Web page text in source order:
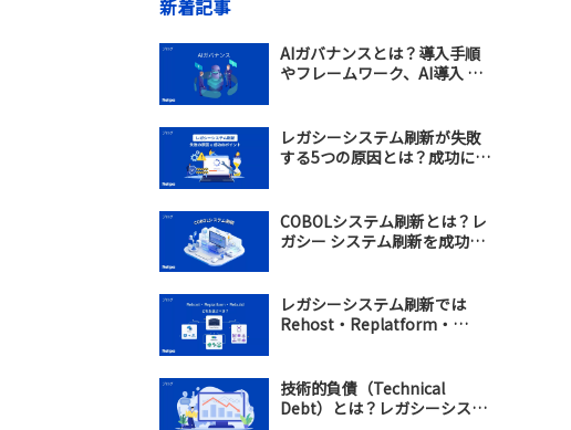
新着記事
AIガバナンスとは？導入手順
やフレームワーク、AI導入 支
レガシーシステム刷新が失敗
する5つの原因とは？成功に導
COBOLシステム刷新とは？レ
ガシー システム刷新を成功さ
レガシーシステム刷新では
Rehost・Replatform・
技術的負債（Technical
Debt）とは？レガシーシステ